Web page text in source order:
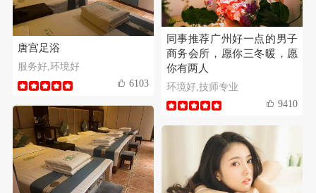
唐宫足浴
服务好,环境好
6103
同事推荐广州好一点的男子
商务会所，愿你三冬暖，愿
你有两人
环境好,技师专业
9410